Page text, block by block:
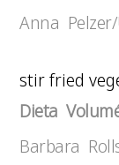
Anna
stir fried
Dieta
Barbara